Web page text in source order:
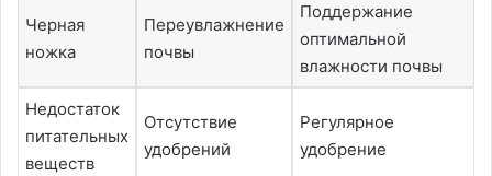
Черная
ножка
Переувлажнение
почвы
Поддержание
оптимальной
влажности почвы
Недостаток
питательных
веществ
Отсутствие
удобрений
Регулярное
удобрение